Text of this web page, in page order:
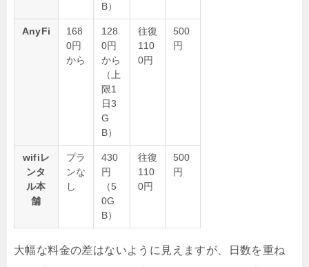
B）
AnyFi
168
0円
から
128
0円
から
（上
限1
日3
G
B）
往復
110
0円
500
円
wifiレ
ンタ
ル本
舗
プラ
ンな
し
430
円
（5
0G
B）
往復
110
0円
500
円
大幅な料金の差はないように見えますが、日数を重ね